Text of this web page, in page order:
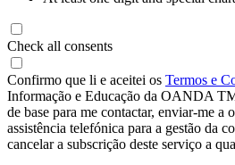
Check all consents
Confirmo que li e aceitei os Termos e
Informação e Educação da OANDA
de base para me contactar, enviar-me a
assistência telefónica para a gestão da
cancelar a subscrição deste serviço a